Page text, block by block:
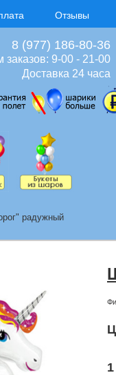
Отзывы
8 (977) 186-80-36
заказов: 9-00 - 21-00
Доставка 24 часа
радужный